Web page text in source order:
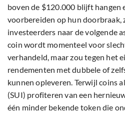
boven de $120.000 blijft hangen
voorbereiden op hun doorbraak,
investeerders naar de volgende
coin wordt momenteel voor
verhandeld, maar zou tegen het
rendementen met dubbele of
kunnen opleveren. Terwijl coins
(SUI) profiteren van een
één minder bekende token die